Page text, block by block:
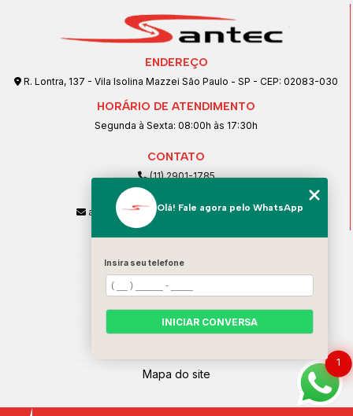
ENDEREÇO
R. Lontra, 137 - Vila Isolina Mazzei São Paulo - SP - CEP: 02083-030
HORÁRIO DE ATENDIMENTO
Segunda à Sexta: 08:00h às 17:30h
CONTATO
(11) 2901-1785
(11) 99239-1832
atendimento@santeccopiadoras.com.br
Home
Empresa
SERVIÇOS
Contato
Mapa do site
1
Olá! Fale agora pelo WhatsApp
Insira seu telefone
INICIAR CONVERSA